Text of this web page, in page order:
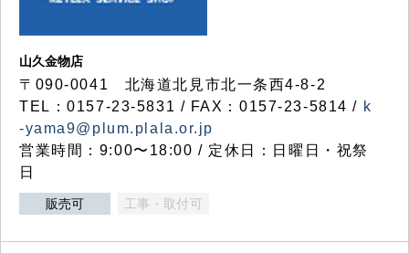
山久金物店
〒090-0041 北海道北見市北一条西4-8-2
TEL：0157-23-5831 / FAX：0157-23-5814 / k
-yama9@plum.plala.or.jp
営業時間：9:00〜18:00 / 定休日：日曜日・祝祭
日
販売可 工事・取付可